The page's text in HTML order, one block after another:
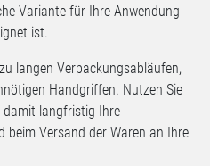
Variante für Ihre Anwendung
ist.
langen Verpackungsabläufen,
Handgriffen. Nutzen Sie
damit langfristig Ihre
beim Versand der Waren an Ihre